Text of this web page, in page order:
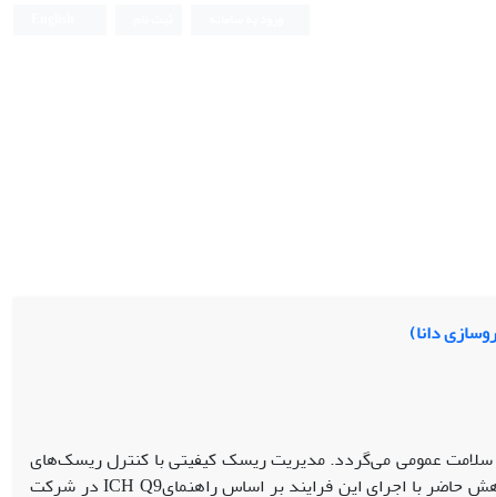
دانا)
سلامت عمومی می‌گردد. مدیریت ریسک کیفیتی با کنترل ریسک‌های
کیفیتی در مراحل ساخت محصول، کیفیت بالای دارو را برای بیمار تضمین می‌نماید. پژوهش حاضر با اجرای این فرایند بر اساس راهنمایICH Q9 در شرکت